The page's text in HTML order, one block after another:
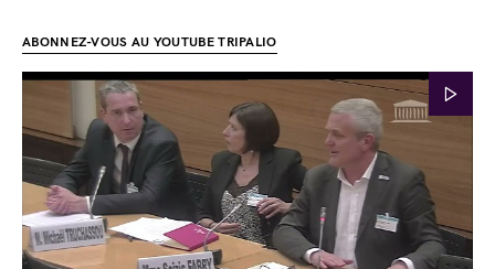
ABONNEZ-VOUS AU YOUTUBE TRIPALIO